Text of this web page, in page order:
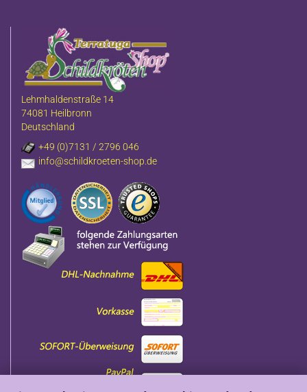
Lehmhaldenstraße 14
74081 Heilbronn
Deutschland
+49 (0)7131 / 2796 046
info@schildkroeten-shop.de